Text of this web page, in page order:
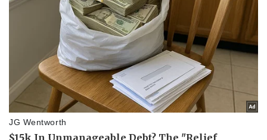
Thể thao
Bóng đá
Lịch thi đấu bóng đá
Thế giới thể thao
eSports
Ô tô - Xe máy
Ô tô
Xe máy